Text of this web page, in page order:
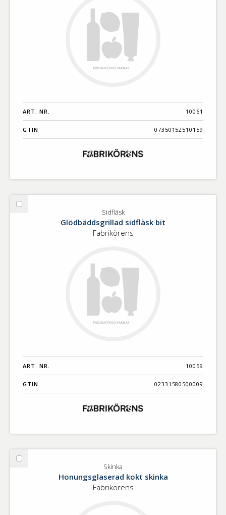
ART. NR. 10061
GTIN 07350152510159
Välj
Sidfläsk
Glödbäddsgrillad sidfläsk bit
Fabrikörens
ART. NR. 10059
GTIN 02331580500009
Välj
Skinka
Honungsglaserad kokt skinka
Fabrikörens